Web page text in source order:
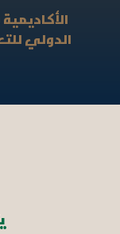
الدولي